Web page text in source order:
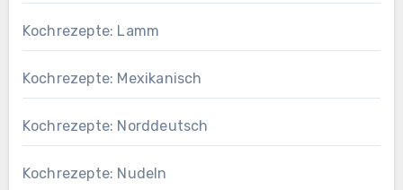
Kochrezepte: Lamm
Kochrezepte: Mexikanisch
Kochrezepte: Norddeutsch
Kochrezepte: Nudeln